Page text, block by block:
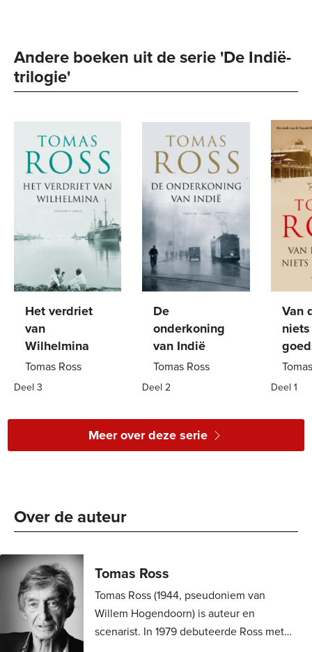
Andere boeken uit de serie 'De Indië-
trilogie'
Het verdriet
van
Wilhelmina
Tomas Ross
Deel 3
book
De
onderkoning
van Indië
Tomas Ross
Deel 2
book
Van
Deel 1
book
Meer over deze serie
Over de auteur
Tomas Ross
Tomas Ross (1944, pseudoniem van
Willem Hogendoorn) is auteur en
scenarist. In 1979 debuteerde Ross met